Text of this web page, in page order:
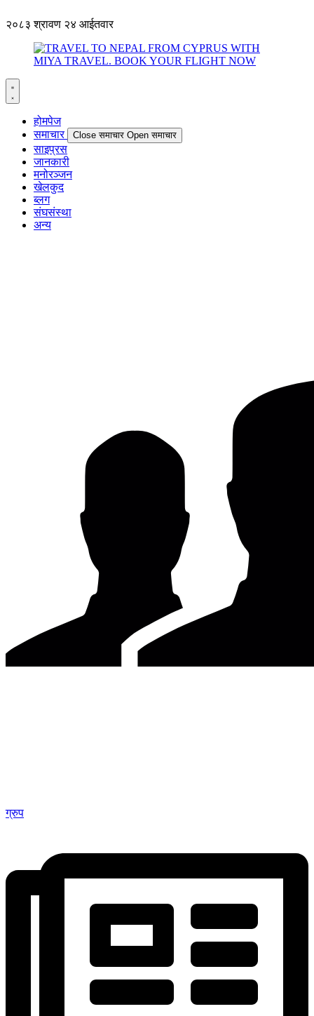
२०८३ श्रावण २४ आईतवार
होमपेज
समाचार
Close समाचार Open समाचार
साइप्रस
जानकारी
मनोरञ्जन
खेलकुद
ब्लग
संघसंस्था
अन्य
ग्रुप